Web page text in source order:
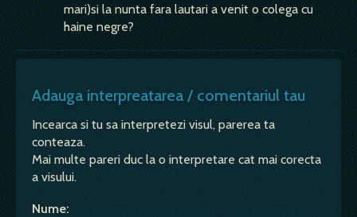
mari)si la nunta fara lautari a venit o colega cu
haine negre?
Adauga interpreatarea / comentariul tau
Incearca si tu sa interpretezi visul, parerea ta
conteaza.
Mai multe pareri duc la o interpretare cat mai corecta
a visului.
Nume: